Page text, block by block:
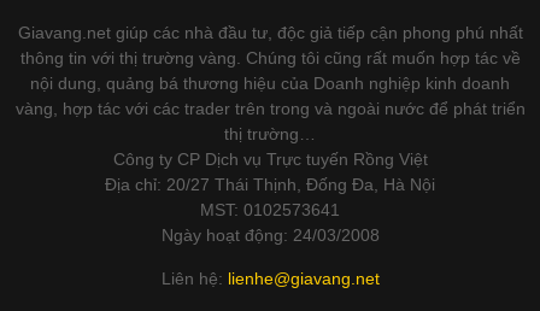
Giavang.net giúp các nhà đầu tư, độc giả tiếp cận phong phú nhất
thông tin với thị trường vàng. Chúng tôi cũng rất muốn hợp tác về
nội dung, quảng bá thương hiệu của Doanh nghiệp kinh doanh
vàng, hợp tác với các trader trên trong và ngoài nước để phát triển
thị trường…
Công ty CP Dịch vụ Trực tuyến Rồng Việt
Địa chỉ: 20/27 Thái Thịnh, Đống Đa, Hà Nội
MST: 0102573641
Ngày hoạt động: 24/03/2008
Liên hệ: lienhe@giavang.net